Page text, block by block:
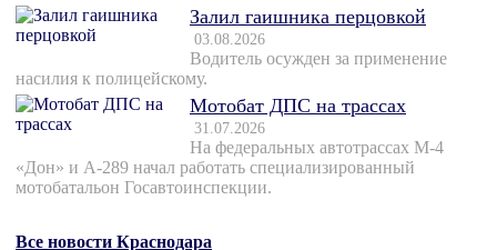
Залил гаишника перцовкой
03.08.2026
Водитель осужден за применение
насилия к полицейскому.
Мотобат ДПС на трассах
31.07.2026
На федеральных автотрассах М-4
«Дон» и А-289 начал работать специализированный
мотобатальон Госавтоинспекции.
Все новости Краснодара